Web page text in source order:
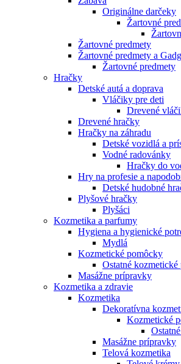
Originálne darčeky
Žartovné
Žartovné predmety
Žartovné predmety a
Žartovné predmety
Hračky
Detské autá a doprava
Vláčiky pre deti
Drevené
Drevené hračky
Hračky na záhradu
Detské vozidlá a
Vodné radovánky
Hračky do
Hry na profesie a
Detské hudobné
Plyšové hračky
Plyšáci
Kozmetika a parfumy
Hygiena a hygienické
Mydlá
Kozmetické pomôcky
Ostatné
Masážne prípravky
Kozmetika a zdravie
Kozmetika
Dekoratívna
Kozmetické
Masážne prípravky
Telová kozmetika